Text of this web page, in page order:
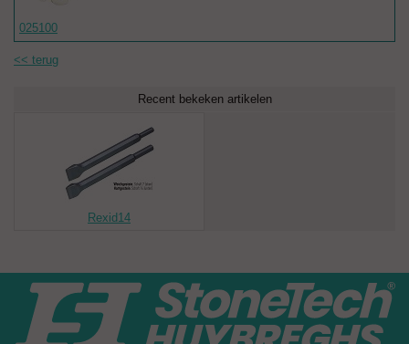
025100
<< terug
Recent bekeken artikelen
Rexid14